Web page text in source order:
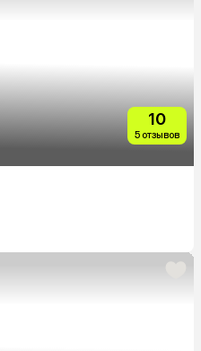
10
5 отзывов